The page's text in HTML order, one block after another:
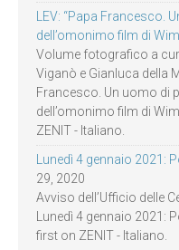
LEV: “Papa Francesco.
dell’omonimo film di
Volume fotografico a
Viganò e Gianluca della
Francesco. Un uomo di
dell’omonimo film di
ZENIT - Italiano.
Lunedì 4 gennaio 2021:
29, 2020
Avviso dell’Ufficio delle
Lunedì 4 gennaio 2021:
first on ZENIT - Italiano.